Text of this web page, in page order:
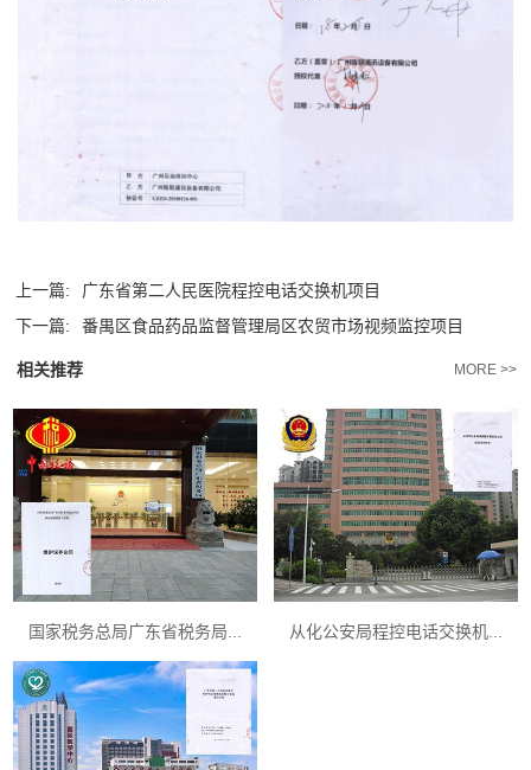
上一篇:
广东省第二人民医院程控电话交换机项目
下一篇:
番禺区食品药品监督管理局区农贸市场视频监控项目
相关推荐 MORE >>
国家税务总局广东省税务局... 从化公安局程控电话交换机...